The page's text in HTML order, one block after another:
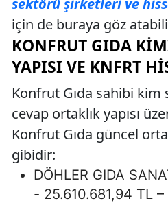
için de buraya göz
KONFRUT GIDA
YAPISI VE KNFRT
Konfrut Gıda sahibi kim
cevap ortaklık yapısı
Konfrut Gıda güncel
gibidir:
DÖHLER GIDA
- 25.610.681,94 TL –